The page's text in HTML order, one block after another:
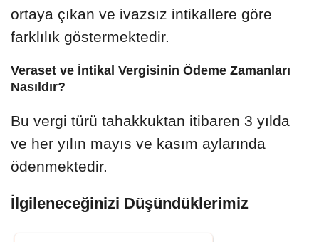
ortaya çıkan ve ivazsız intikallere göre
farklılık göstermektedir.
Veraset ve İntikal Vergisinin Ödeme Zamanları
Nasıldır?
Bu vergi türü tahakkuktan itibaren 3 yılda
ve her yılın mayıs ve kasım aylarında
ödenmektedir.
İlgileneceğinizi Düşündüklerimiz